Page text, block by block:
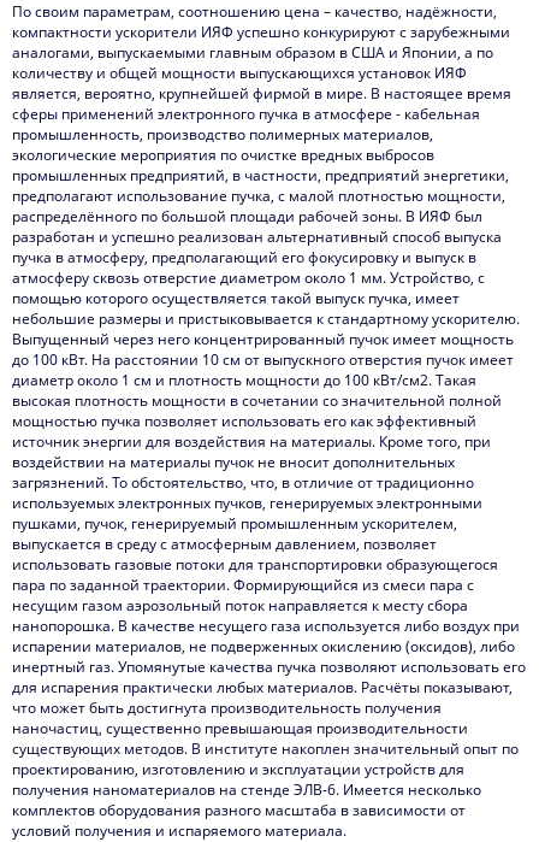
По своим параметрам, соотношению цена – качество, надёжности,
компактности ускорители ИЯФ успешно конкурируют с зарубежными
аналогами, выпускаемыми главным образом в США и Японии, а по
количеству и общей мощности выпускающихся установок ИЯФ
является, вероятно, крупнейшей фирмой в мире. В настоящее время
сферы применений электронного пучка в атмосфере - кабельная
промышленность, производство полимерных материалов,
экологические мероприятия по очистке вредных выбросов
промышленных предприятий, в частности, предприятий энергетики,
предполагают использование пучка, с малой плотностью мощности,
распределённого по большой площади рабочей зоны. В ИЯФ был
разработан и успешно реализован альтернативный способ выпуска
пучка в атмосферу, предполагающий его фокусировку и выпуск в
атмосферу сквозь отверстие диаметром около 1 мм. Устройство, с
помощью которого осуществляется такой выпуск пучка, имеет
небольшие размеры и пристыковывается к стандартному ускорителю.
Выпущенный через него концентрированный пучок имеет мощность
до 100 кВт. На расстоянии 10 см от выпускного отверстия пучок имеет
диаметр около 1 см и плотность мощности до 100 кВт/см2. Такая
высокая плотность мощности в сочетании со значительной полной
мощностью пучка позволяет использовать его как эффективный
источник энергии для воздействия на материалы. Кроме того, при
воздействии на материалы пучок не вносит дополнительных
загрязнений. То обстоятельство, что, в отличие от традиционно
используемых электронных пучков, генерируемых электронными
пушками, пучок, генерируемый промышленным ускорителем,
выпускается в среду с атмосферным давлением, позволяет
использовать газовые потоки для транспортировки образующегося
пара по заданной траектории. Формирующийся из смеси пара с
несущим газом аэрозольный поток направляется к месту сбора
нанопорошка. В качестве несущего газа используется либо воздух при
испарении материалов, не подверженных окислению (оксидов), либо
инертный газ. Упомянутые качества пучка позволяют использовать его
для испарения практически любых материалов. Расчёты показывают,
что может быть достигнута производительность получения
наночастиц, существенно превышающая производительности
существующих методов. В институте накоплен значительный опыт по
проектированию, изготовлению и эксплуатации устройств для
получения наноматериалов на стенде ЭЛВ-6. Имеется несколько
комплектов оборудования разного масштаба в зависимости от
условий получения и испаряемого материала.